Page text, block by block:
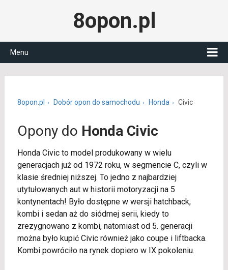
8opon.pl
Menu
8opon.pl Dobór opon do samochodu Honda Civic
Opony do Honda Civic
Honda Civic to model produkowany w wielu
generacjach już od 1972 roku, w segmencie C, czyli w
klasie średniej niższej. To jedno z najbardziej
utytułowanych aut w historii motoryzacji na 5
kontynentach! Było dostępne w wersji hatchback,
kombi i sedan aż do siódmej serii, kiedy to
zrezygnowano z kombi, natomiast od 5. generacji
można było kupić Civic również jako coupe i liftbacka.
Kombi powróciło na rynek dopiero w IX pokoleniu.